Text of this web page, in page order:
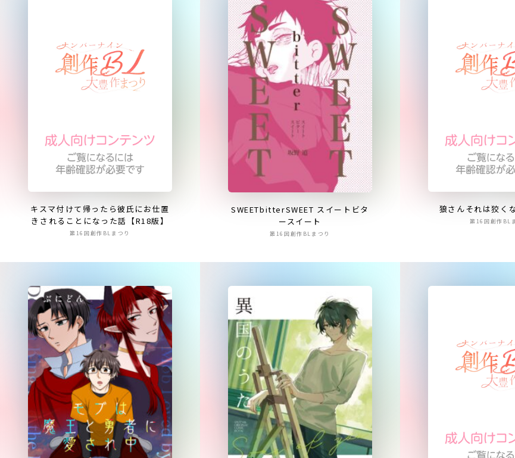
キスマ付けて帰ったら彼氏にお仕置
きされることになった話【R18版】
第16回創作BLまつり
SWEETbitterSWEET スイートビタ
ースイート
第16回創作BLまつり
狼さんそれは狡く
第16回創作BL